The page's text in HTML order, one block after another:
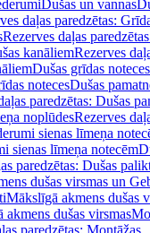
Dušas un vannas
daļas paredzētas:
Rezerves daļas
kanāliemRezerves
Dušas grīdas noteces
notecesDušas
paredzētas: Dušas
noplūdesRezerves
sienas līmeņa
sienas līmeņa notecēm
paredzētas: Dušas
dušas virsmas un
Mākslīgā akmens dušas
akmens dušas virsmas
paredzētas: Montāžas